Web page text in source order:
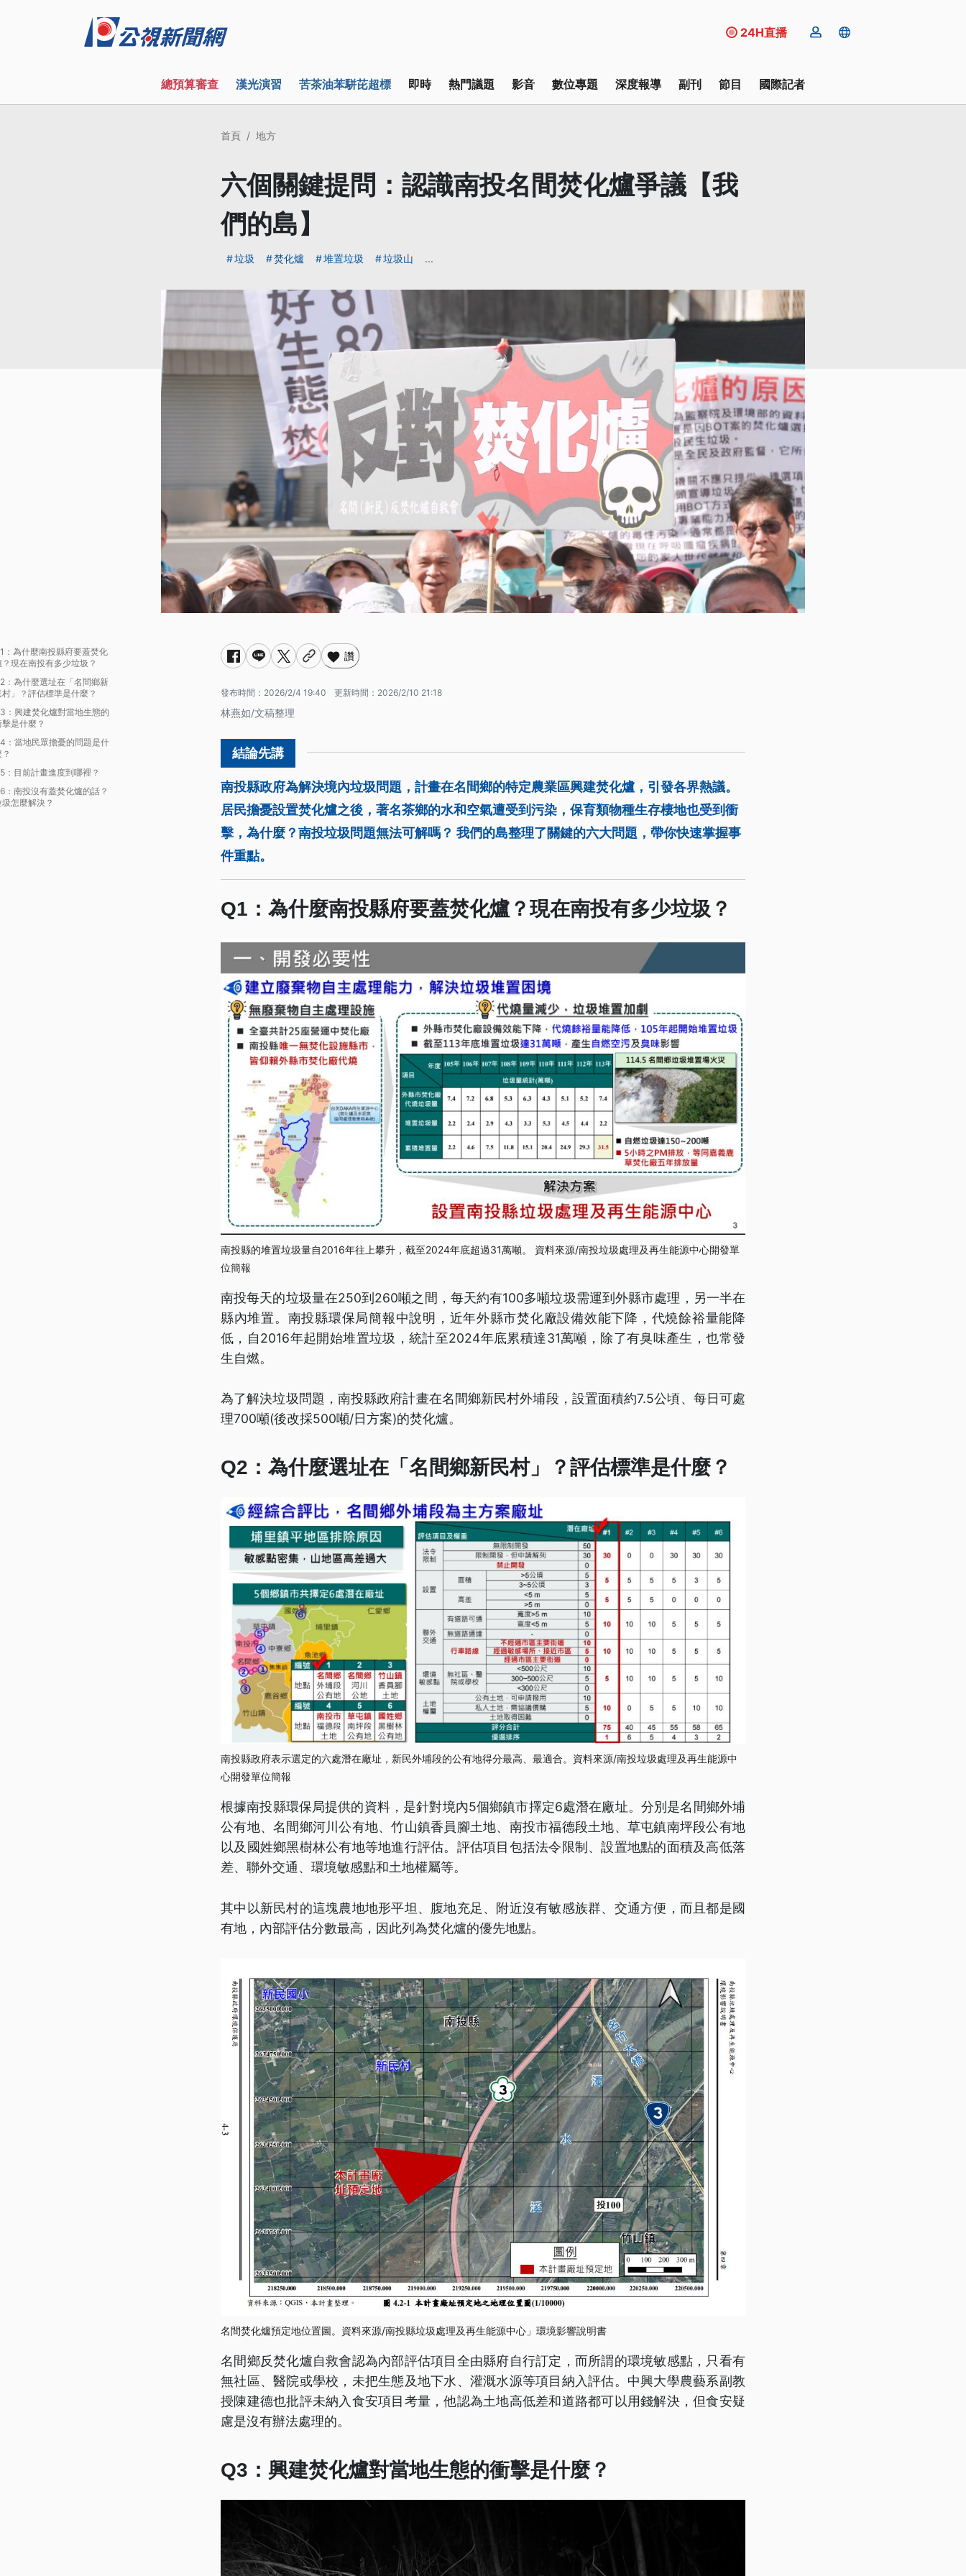
24H直播
總預算審查 漢光演習 苦茶油苯駢芘超標 即時 熱門議題 影音 數位專題 深度報導 副刊 節目 國際記者
首頁 地方
六個關鍵提問：認識南投名間焚化爐爭議【我
們的島】
垃圾 焚化爐 堆置垃圾 垃圾山 ...
：為什麼南投縣府要蓋焚化
？現在南投有多少垃圾？
：為什麼選址在「名間鄉新
村」？評估標準是什麼？
：興建焚化爐對當地生態的
擊是什麼？
：當地民眾擔憂的問題是什
：目前計畫進度到哪裡？
：南投沒有蓋焚化爐的話？
圾怎麼解決？
讚
發布時間： 2026/2/4 19:40 更新時間： 2026/2/10 21:18
林燕如/文稿整理
南投縣政府為解決境內垃圾問題，計畫在名間鄉的特定農業區興建焚化爐，引發各界熱議。
居民擔憂設置焚化爐之後，著名茶鄉的水和空氣遭受到污染，保育類物種生存棲地也受到衝
擊，為什麼？南投垃圾問題無法可解嗎？ 我們的島整理了關鍵的六大問題，帶你快速掌握事
件重點。
Q1：為什麼南投縣府要蓋焚化爐？現在南投有多少垃圾？
南投縣的堆置垃圾量自2016年往上攀升，截至2024年底超過31萬噸​​​​​​。 資料來源/南投垃圾處理及再生能源中心開發單
位簡報
南投每天的垃圾量在250到260噸之間，每天約有100多噸垃圾需運到外縣市處理，另一半在
縣內堆置。南投縣環保局簡報中說明，近年外縣市焚化廠設備效能下降，代燒餘裕量能降
低，自2016年起開始堆置垃圾，統計至2024年底累積達31萬噸，除了有臭味產生，也常發
生自燃。
為了解決垃圾問題，南投縣政府計畫在名間鄉新民村外埔段，設置面積約7.5公頃、每日可處
理700噸(後改採500噸/日方案)的焚化爐。
Q2：為什麼選址在「名間鄉新民村」？評估標準是什麼？
南投縣政府表示選定的六處潛在廠址，新民外埔段的公有地得分最高、最適合。資料來源/南投垃圾處理及再生能源中
心開發單位簡報
根據南投縣環保局提供的資料，是針對境內5個鄉鎮市擇定6處潛在廠址。分別是名間鄉外埔
公有地、名間鄉河川公有地、竹山鎮香員腳土地、南投市福德段土地、草屯鎮南坪段公有地
以及國姓鄉黑樹林公有地等地進行評估。評估項目包括法令限制、設置地點的面積及高低落
差、聯外交通、環境敏感點和土地權屬等。
其中以新民村的這塊農地地形平坦、腹地充足、附近沒有敏感族群、交通方便，而且都是國
有地，內部評估分數最高，因此列為焚化爐的優先地點。
名間焚化爐預定地位置圖。資料來源/南投縣垃圾處理及再生能源中心」環境影響說明書
名間鄉反焚化爐自救會認為內部評估項目全由縣府自行訂定，而所謂的環境敏感點，只看有
無社區、醫院或學校，未把生態及地下水、灌溉水源等項目納入評估。中興大學農藝系副教
授陳建德也批評未納入食安項目考量，他認為土地高低差和道路都可以用錢解決，但食安疑
慮是沒有辦法處理的。
Q3：興建焚化爐對當地生態的衝擊是什麼？